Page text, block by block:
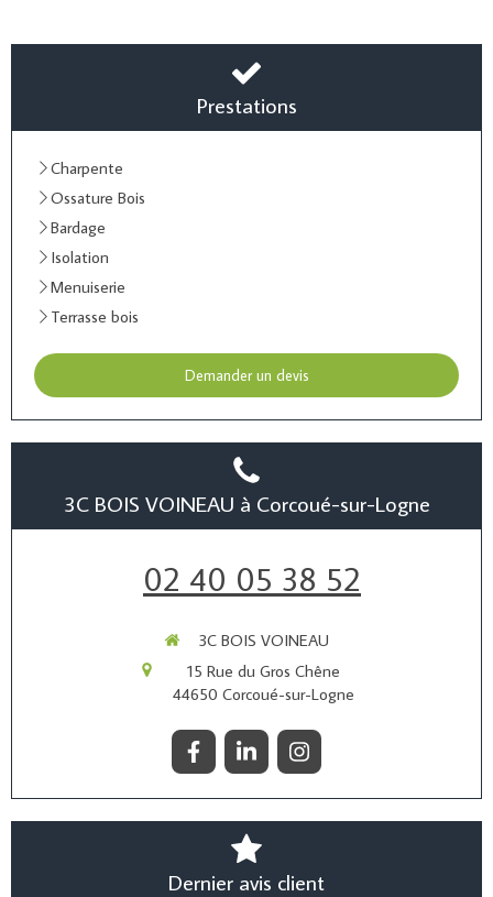
Prestations
Charpente
Ossature Bois
Bardage
Isolation
Menuiserie
Terrasse bois
Demander un devis
3C BOIS VOINEAU à Corcoué-sur-Logne
02 40 05 38 52
3C BOIS VOINEAU
15 Rue du Gros Chêne
44650 Corcoué-sur-Logne
Dernier avis client